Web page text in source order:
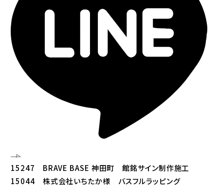
15247 BRAVE BASE 神田町 館銘サイン制作施工
15044 株式会社いちたか様 バスフルラッピング